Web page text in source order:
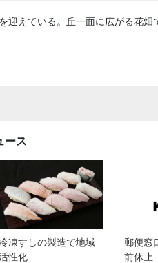
迎えている。丘一面に広がる花畑
ース
凍すしの製造で地域
性化
郵便窓
前休止